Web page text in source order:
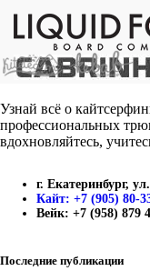
Узнай всё о
профессиональных
вдохновляйтесь,
г. Екатеринбург,
Кайт: +7 (905) 80-
Вейк: +7 (958) 879
Последние публикации